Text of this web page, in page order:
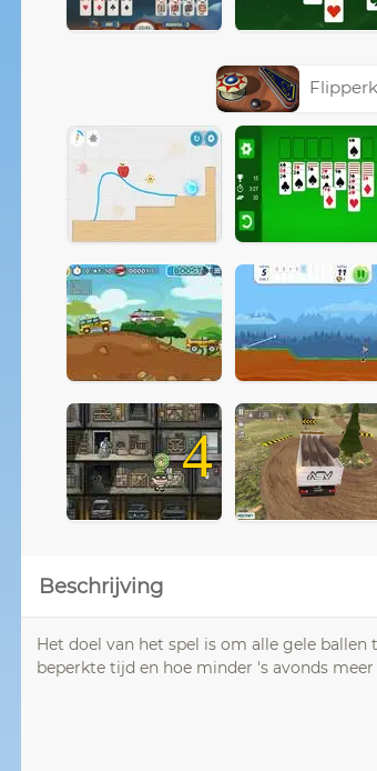
4
Beschrijving
Het doel van het spel is om alle gele
beperkte tijd en hoe minder 's avonds